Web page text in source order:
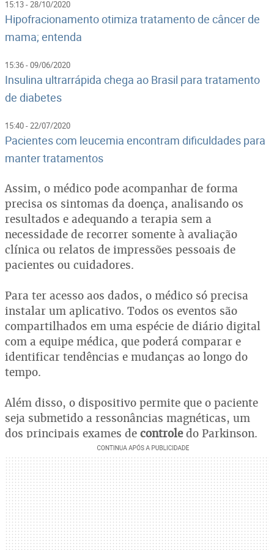
15:13 - 28/10/2020
Hipofracionamento otimiza tratamento de câncer de
mama; entenda
15:36 - 09/06/2020
Insulina ultrarrápida chega ao Brasil para tratamento
de diabetes
15:40 - 22/07/2020
Pacientes com leucemia encontram dificuldades para
manter tratamentos
Assim, o médico pode acompanhar de forma
precisa os sintomas da doença, analisando os
resultados e adequando a terapia sem a
necessidade de recorrer somente à avaliação
clínica ou relatos de impressões pessoais de
pacientes ou cuidadores.
Para ter acesso aos dados, o médico só precisa
instalar um aplicativo. Todos os eventos são
compartilhados em uma espécie de diário digital
com a equipe médica, que poderá comparar e
identificar tendências e mudanças ao longo do
tempo.
Além disso, o dispositivo permite que o paciente
seja submetido a ressonâncias magnéticas, um
dos principais exames de controledo Parkinson.